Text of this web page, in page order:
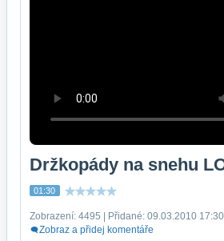
Držkopády na snehu
01:30
Zobrazení: 4495 | Přidané: 09.03.2010
Zobraz a přidej komentáře